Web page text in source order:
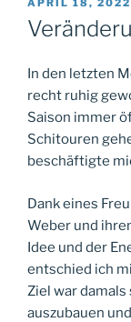
AM
APRIL 18, 2022
In den letzten
recht ruhig
Saison immer
Schitouren
beschäftigte
Dank eines
Weber und
Idee und der
entschied ich
Ziel war damals
auszubauen